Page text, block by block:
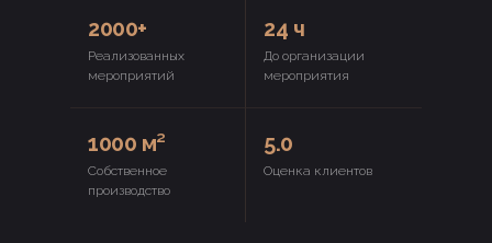
2000+
Реализованных
мероприятий
24 ч
До организации
мероприятия
1000 м²
Собственное
производство
5.0
Оценка клиентов